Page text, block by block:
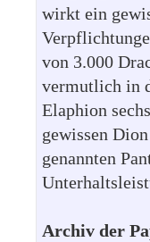
wirkt ein
von 3.000
vermutlich in
Elaphion
gewissen
genannten
Archiv der